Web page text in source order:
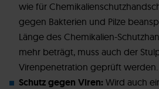
wie für
gegen Bakterien und Pilze
Länge des Chemikalien-
mehr beträgt, muss auch der
Virenpenetration geprüft werden.
Schutz gegen Viren: Wird auch